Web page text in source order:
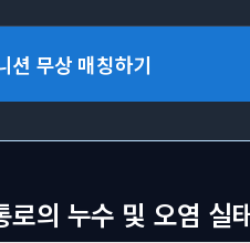
션 무상 매칭하기
의 누수 및 오염 실